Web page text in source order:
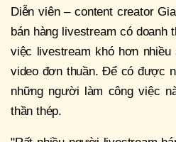
Diễn viên – content creator
bán hàng livestream có doanh
việc livestream khó hơn
video đơn thuần. Để có được
những người làm công việc
thần thép.